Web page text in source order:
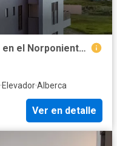
Departamento Nuevo en renta en el Norponiente de Aguascalientes
·Elevador·Alberca
Ver en detalle